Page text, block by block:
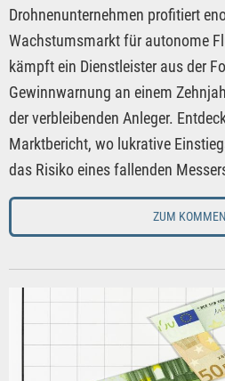
Drohnenunternehmen profitiert
Wachstumsmarkt für autonome
kämpft ein Dienstleister aus der
Gewinnwarnung an einem
der verbleibenden Anleger.
Marktbericht, wo lukrative
das Risiko eines fallenden
ZUM